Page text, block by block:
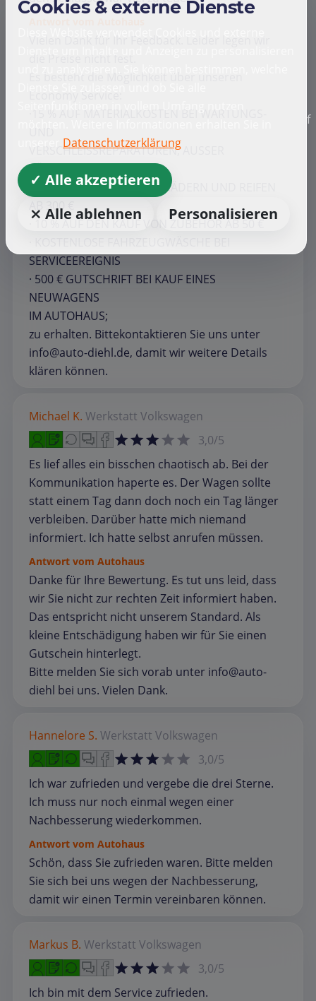
Vielen Dank für Ihr Feedback. Leider legen wir
die Preise nicht fest.
Es besteht die Möglichkeit über unseren
Economy Service:
·15 % AUF MATERIALKOSTEN BEI WARTUNGS-
VERSCHLEISSREPARATUREN, AUSSER
RÄDER/REIFEN1
· 5 % AUF DEN KAUF VON RÄDERN UND REIFEN
AB 300 €
· 10 % AUF DEN KAUF VON ZUBEHÖR AB 50 €
SERVICEEREIGNIS
· 500 € GUTSCHRIFT BEI KAUF EINES
NEUWAGENS
IM AUTOHAUS;
zu erhalten. Bittekontaktieren Sie uns unter
info@auto-diehl.de, damit wir weitere Details
klären können.
Michael K. Werkstatt Volkswagen
3,0/5
Es lief alles ein bisschen chaotisch ab. Bei der
Kommunikation haperte es. Der Wagen sollte
statt einem Tag dann doch noch ein Tag länger
verbleiben. Darüber hatte mich niemand
informiert. Ich hatte selbst anrufen müssen.
Antwort vom Autohaus
Danke für Ihre Bewertung. Es tut uns leid, dass
wir Sie nicht zur rechten Zeit informiert haben.
Das entspricht nicht unserem Standard. Als
kleine Entschädigung haben wir für Sie einen
Gutschein hinterlegt.
Bitte melden Sie sich vorab unter info@auto-
diehl bei uns. Vielen Dank.
Hannelore S. Werkstatt Volkswagen
3,0/5
Ich war zufrieden und vergebe die drei Sterne.
Ich muss nur noch einmal wegen einer
Nachbesserung wiederkommen.
Antwort vom Autohaus
Schön, dass Sie zufrieden waren. Bitte melden
Sie sich bei uns wegen der Nachbesserung,
damit wir einen Termin vereinbaren können.
Markus B. Werkstatt Volkswagen
3,0/5
Ich bin mit dem Service zufrieden.
Cookies & externe Dienste
Diese Website verwendet Cookies und externe
Dienste um Inhalte und Anzeigen zu personalisieren
und zu analysieren. Sie können bestimmen, welche
Seitenfunktionen in vollem Umfang nutzen
möchten. Weitere Informationen erhalten Sie in
unserer Datenschutzerklärung
✓ Alle akzeptieren
⨯ Alle ablehnen
Personalisieren
f